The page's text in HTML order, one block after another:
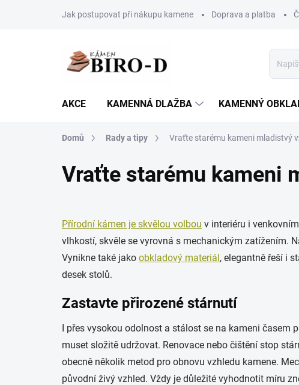
Jak postupovat při nákupu kamene Doprava a platba
AKCE KAMENNÁ DLAŽBA KAMENNÝ
Domů Rady a tipy Vraťte starému kameni mladistvý
Vraťte starému kameni
Přírodní kámen je skvělou volbou v interiéru i
vlhkostí, skvěle se vyrovná s mechanickým zatížením.
Vynikne také jako obkladový materiál, elegantně řeší i
desek stolů.
Zastavte přirozené stárnutí
I přes vysokou odolnost a stálost se na kameni časem
muset složitě udržovat. Renovace nebo čištění stop
obecně několik metod pro obnovu vzhledu kamene.
původní živý vzhled. Vždy je důležité vyhodnotit míru